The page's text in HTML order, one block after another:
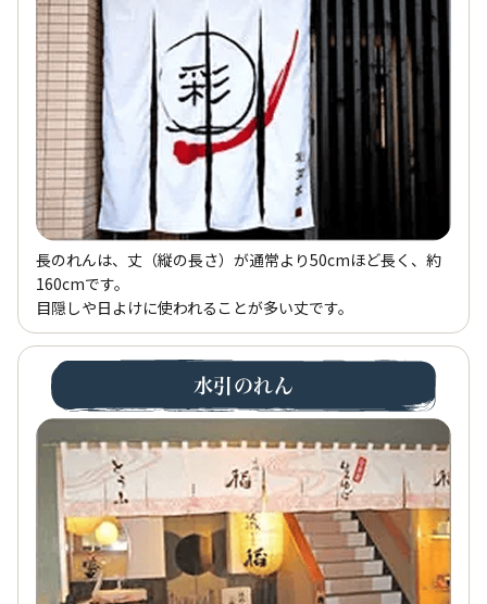
長のれんは、丈（縦の長さ）が通常より50cmほど長く、約
160cmです。
目隠しや日よけに使われることが多い丈です。
水引のれん